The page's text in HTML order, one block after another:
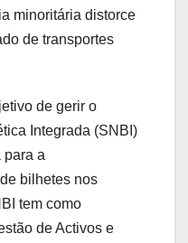
minoritária distorce
de transportes
de gerir o
Integrada (SNBI)
a
bilhetes nos
tem como
de Activos e